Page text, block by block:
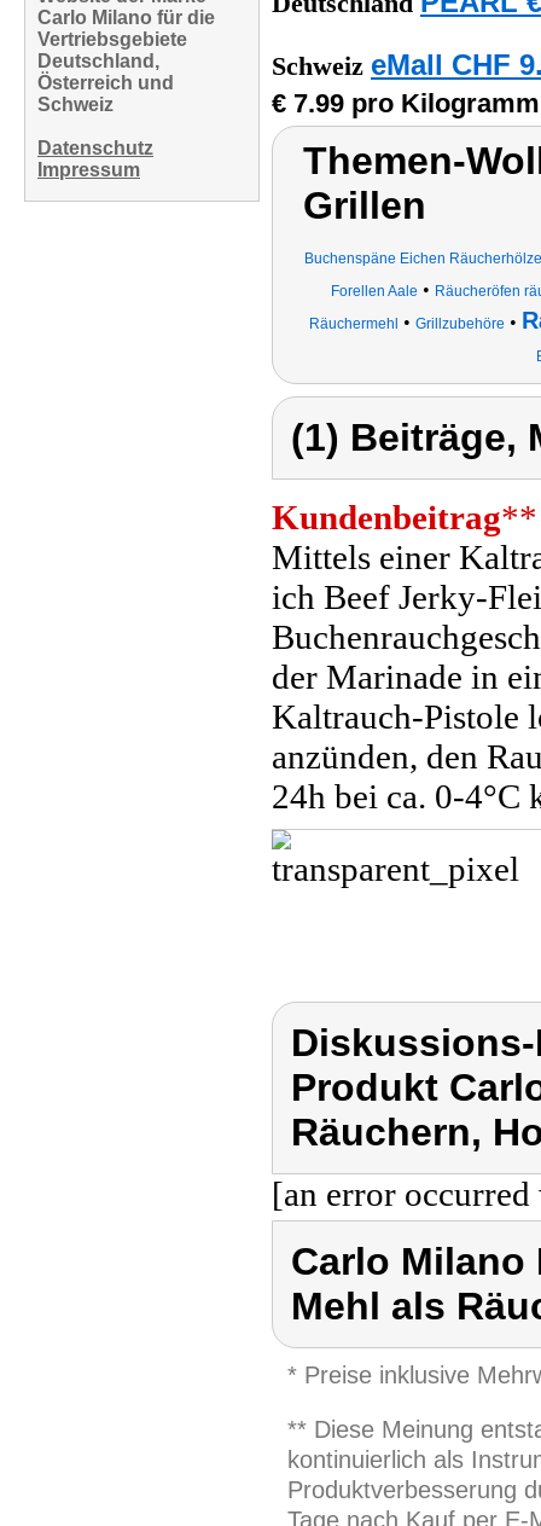
Carlo Milano für die
Vertriebsgebiete
Deutschland,
Österreich und
Schweiz
Datenschutz
Impressum
Schweiz eMall CHF
€ 7.99 pro Kilogramm
Themen-
Grillen
Buchenspäne Eichen
Forellen Aale • Räucheröfen
Räuchermehl
• Grillzubehöre •
(1) Beiträge,
Kundenbeitrag**
Mittels einer
ich Beef Jerky-
der Marinade in
Kaltrauch-Pistole
anzünden, den
24h bei ca. 0-4°C
Produkt
Räuchern,
[an error
Carlo Milano
Mehl als
* Preise inklusive
** Diese Meinung
kontinuierlich als
Produktverbesserung
Tage nach Kauf per E-